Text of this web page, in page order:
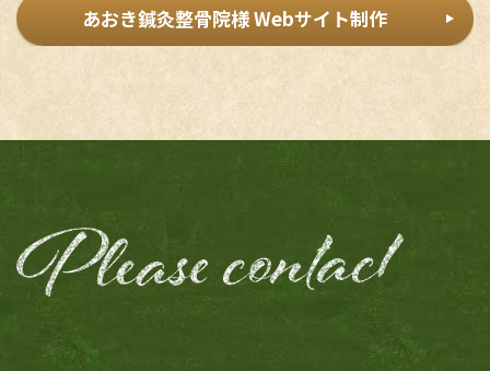
あおき鍼灸整骨院様 Webサイト制作